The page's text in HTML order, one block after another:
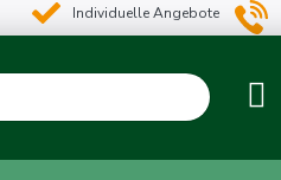
Individuelle Angebote